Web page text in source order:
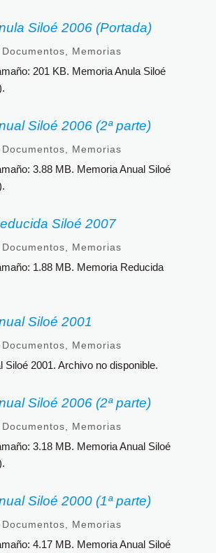
Siloé 2006 (Portada)
Documentos Memorias
201 KB. Memoria Anula Siloé
Siloé 2006 (2ª parte)
Documentos Memorias
3.88 MB. Memoria Anual Siloé
Siloé 2007
Documentos Memorias
1.88 MB. Memoria Reducida
Siloé 2001
Documentos Memorias
Siloé 2001. Archivo no disponible.
Siloé 2006 (2ª parte)
Documentos Memorias
3.18 MB. Memoria Anual Siloé
Siloé 2000 (1ª parte)
Documentos Memorias
4.17 MB. Memoria Anual Siloé